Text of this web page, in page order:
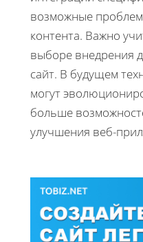
возможные
контента. Важно
выборе внедрения
сайт. В будущем
могут
больше
улучшения веб-